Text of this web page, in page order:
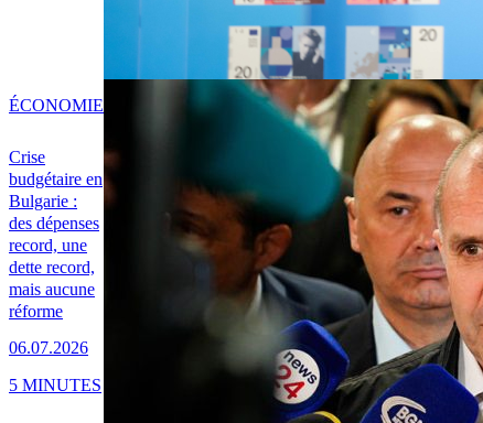
Crise
budgétaire en
Bulgarie :
des dépenses
record, une
dette record,
mais aucune
réforme
06.07.2026
ÉCONOMIE
5 MINUTES